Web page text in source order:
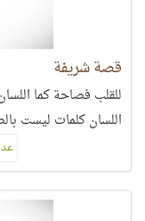
قصة شريفة
للقلب فصاحة كما
اللسان كلمات ليست